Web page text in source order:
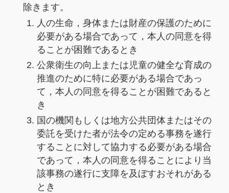
除きます。
人の生命，身体または財産の保護のために
必要がある場合であって，本人の同意を得
ることが困難であるとき
公衆衛生の向上または児童の健全な育成の
推進のために特に必要がある場合であっ
て，本人の同意を得ることが困難であると
き
国の機関もしくは地方公共団体またはその
委託を受けた者が法令の定める事務を遂行
することに対して協力する必要がある場合
であって，本人の同意を得ることにより当
該事務の遂行に支障を及ぼすおそれがある
とき